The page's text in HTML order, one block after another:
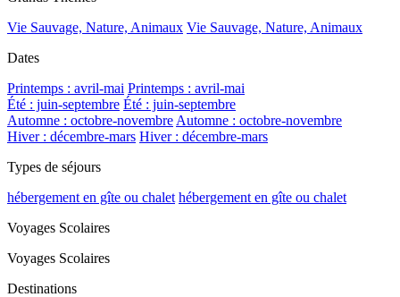
Vie Sauvage, Nature, Animaux Vie Sauvage, Nature, Animaux
Dates
Printemps : avril-mai Printemps : avril-mai
Été : juin-septembre Été : juin-septembre
Automne : octobre-novembre Automne : octobre-novembre
Hiver : décembre-mars Hiver : décembre-mars
Types de séjours
hébergement en gîte ou chalet hébergement en gîte ou chalet
Voyages Scolaires
Voyages Scolaires
Destinations